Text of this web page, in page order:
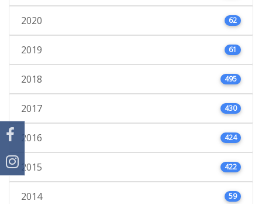
2020 62
2019 61
2018 495
2017 430
2016 424
2015 422
2014 59